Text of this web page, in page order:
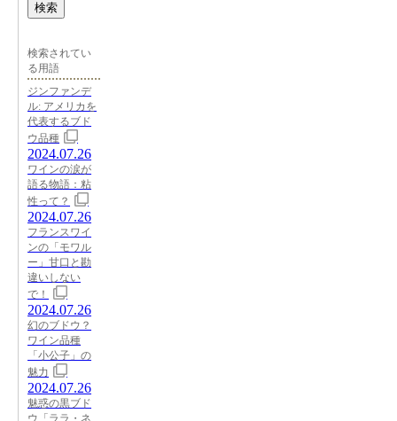
検索
検索されてい
る用語
ジンファンデ
ル: アメリカを
代表するブド
ウ品種
2024.07.26
ワインの涙が
語る物語：粘
性って？
2024.07.26
フランスワイ
ンの「モワル
ー」甘口と勘
違いしない
で！
2024.07.26
幻のブドウ？
ワイン品種
「小公子」の
魅力
2024.07.26
魅惑の黒ブド
ウ「ララ・ネ